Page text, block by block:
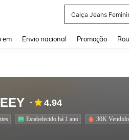
Calça Jeans
em Envio nacional Promoção
4.94
Estabelecido há 1 ano 30K Vendido